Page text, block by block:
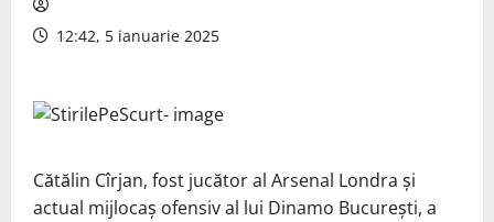
12:42, 5 ianuarie 2025
Cătălin Cîrjan, fost jucător al Arsenal Londra și
actual mijlocaș ofensiv al lui Dinamo București, a